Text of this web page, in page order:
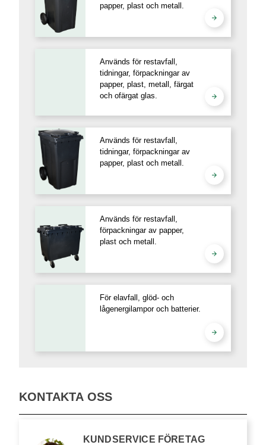
papper, plast och metall.
Används för restavfall,
tidningar, förpackningar av
papper, plast, metall, färgat
och ofärgat glas.
Används för restavfall,
tidningar, förpackningar av
papper, plast och metall.
Används för restavfall,
förpackningar av papper,
plast och metall.
För elavfall, glöd- och
lågenergilampor och batterier.
KONTAKTA OSS
KUNDSERVICE FÖRETAG